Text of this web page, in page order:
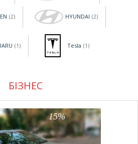
(2) HYUNDAI (2)
(1) Tesla (1)
БІЗНЕС
15%